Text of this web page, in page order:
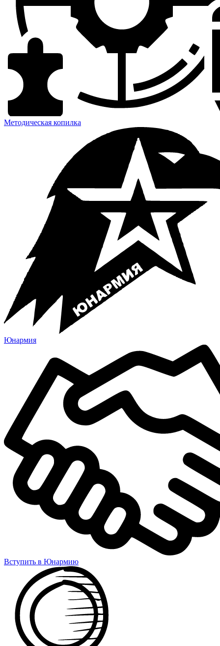
Методическая копилка
Юнармия
Вступить в Юнармию